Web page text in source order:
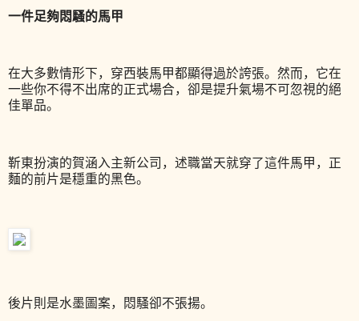
一件足夠悶騷的馬甲
在大多數情形下，穿西裝馬甲都顯得過於誇張。然而，它在
一些你不得不出席的正式場合，卻是提升氣場不可忽視的絕
佳單品。
靳東扮演的賀涵入主新公司，述職當天就穿了這件馬甲，正
麵的前片是穩重的黑色。
後片則是水墨圖案，悶騷卻不張揚。